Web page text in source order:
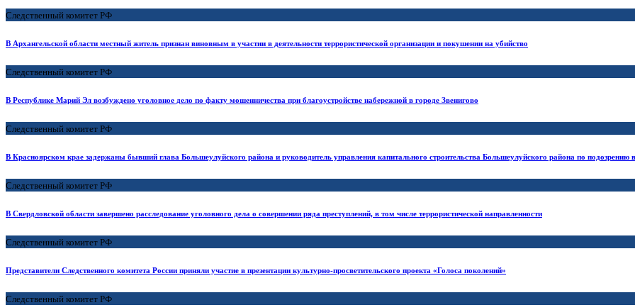
Следственный комитет РФ
В Архангельской области местный житель признан виновным в участии в деятельности террористической организации и покушении на убийство
Следственный комитет РФ
В Республике Марий Эл возбуждено уголовное дело по факту мошенничества при благоустройстве набережной в городе Звенигово
Следственный комитет РФ
В Красноярском крае задержаны бывший глава Большеулуйского района и руководитель управления капитального строительства Большеулуйского района по подозрению
Следственный комитет РФ
В Свердловской области завершено расследование уголовного дела о совершении ряда преступлений, в том числе террористической направленности
Следственный комитет РФ
Представители Следственного комитета России приняли участие в презентации культурно-просветительского проекта «Голоса поколений»
Следственный комитет РФ